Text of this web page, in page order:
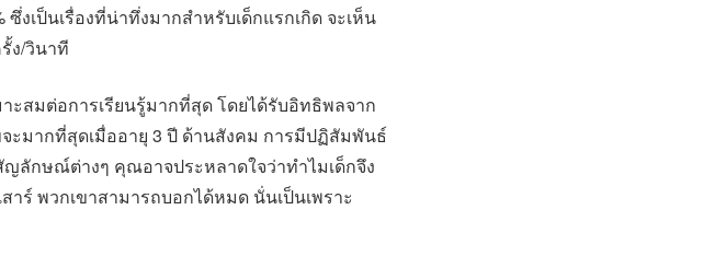
งเป็นเรื่องที่น่าทึ่งมากสำหรับเด็กแรกเกิด จะเห็น
ง/วินาที
ะสมต่อการเรียนรู้มากที่สุด โดยได้รับอิทธิพลจาก
ะมากที่สุดเมื่ออายุ 3 ปี ด้านสังคม การมีปฏิสัมพันธ์
ลักษณ์ต่างๆ คุณอาจประหลาดใจว่าทำไมเด็กจึง
ร์ พวกเขาสามารถบอกได้หมด นั่นเป็นเพราะ